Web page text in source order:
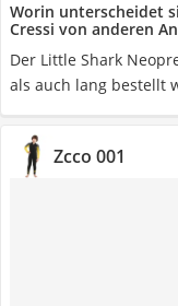
Worin unterscheidet
Cressi von anderen
Der Little Shark
als auch lang bestellt
Zcco 001